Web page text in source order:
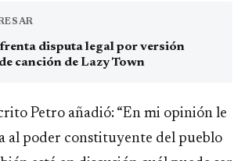
disputa legal por versión
canción de Lazy Town
Petro añadió: “En mi opinión le
al poder constituyente del pueblo